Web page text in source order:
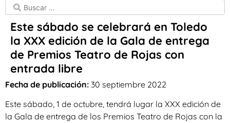
Este sábado se celebrará en Toledo
la XXX edición de la Gala de entrega
de Premios Teatro de Rojas con
entrada libre
Fecha de publicación: 30 septiembre 2022
Este sábado, 1 de octubre, tendrá lugar la XXX edición de
la Gala de entrega de los Premios Teatro de Rojas con la